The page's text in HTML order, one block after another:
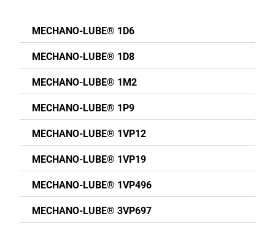
MECHANO-LUBE® 1D6
MECHANO-LUBE® 1D8
MECHANO-LUBE® 1M2
MECHANO-LUBE® 1P9
MECHANO-LUBE® 1VP12
MECHANO-LUBE® 1VP19
MECHANO-LUBE® 1VP496
MECHANO-LUBE® 3VP697